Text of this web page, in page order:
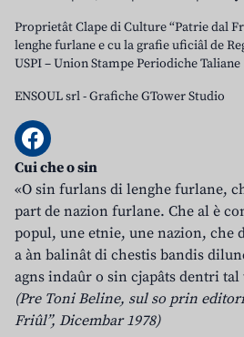
Proprietât Clape di Culture “Patrie dal
lenghe furlane e cu la grafie uficiâl de
USPI – Union Stampe Periodiche Taliane
ENSOUL srl-Grafiche GTower Studio
Cui che o sin
«O sin furlans di lenghe furlane,
part de nazion furlane. Che al è
popul, une etnie, une nazion, che
a àn balinât di chestis bandis
agns indaûr o sin cjapâts dentri
(Pre Toni Beline, sul so prin
Friûl”, Dicembar 1978)